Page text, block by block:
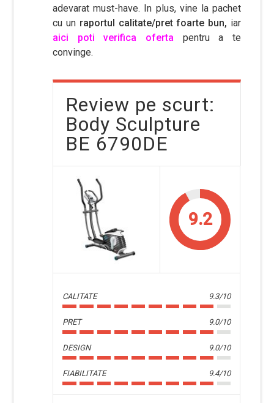
adevarat must-have. In plus, vine la pachet
cu un raportul calitate/pret foarte bun, iar
aici poti verifica oferta pentru a te
convinge.
Review pe scurt:
Body Sculpture
BE 6790DE
9.2
CALITATE 9.3/10
PRET 9.0/10
DESIGN 9.0/10
FIABILITATE 9.4/10